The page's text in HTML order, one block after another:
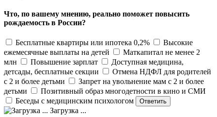
Что, по вашему мнению, реально поможет повысить
рождаемость в России?
Бесплатные квартиры или ипотека 0,2%
Высокие
ежемесячные выплаты на детей
Маткапитал не менее 2
млн
Повышение зарплат
Доступная медицина,
детсады, бесплатные секции
Отмена НДФЛ для родителей
с 2 и более детьми
Запрет на увольнение мам с 2 и более
детьми
Позитивный образ многодетности в кино и СМИ
Беседы с медицинским психологом
Загрузка ...